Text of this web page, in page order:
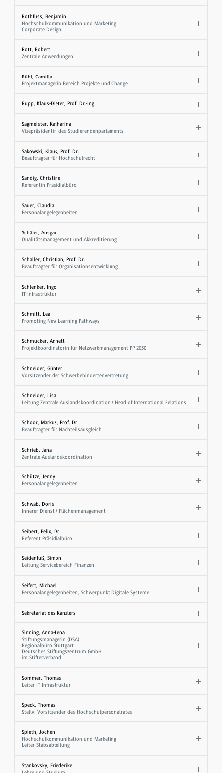
Rothfuss, Benjamin
Hochschulkommunikation und Marketing
Corporate Design
Rott, Robert
Zentrale Anwendungen
Rühl, Camilla
Projektmanagerin Bereich Projekte und Change
Rupp, Klaus-Dieter, Prof. Dr.-Ing.
Sagmeister, Katharina
Vizepräsidentin des Studierendenparlaments
Sakowski, Klaus, Prof. Dr.
​Beauftragter für Hochschulrecht
Sandig, Christine
Referentin Präsidialbüro
Sauer, Claudia
Personalangelegenheiten
Schäfer, Ansgar
Qualitätsmanagement und Akkreditierung
Schaller, Christian, Prof. Dr.
Beauftragter für Organisationsentwicklung
Schlenker, Ingo
IT-Infrastruktur
Schmitt, Lea
Promoting New Learning Pathways
Schmucker, Annett
Projektkoordinatorin für Netzwerkmanagement PP 2030
Schneider, Günter
Vorsitzender der Schwerbehindertenvertretung
Schneider, Lisa
Leitung Zentrale Auslandskoordination / Head of International Relations
Schoor, Markus, Prof. Dr.
Beauftragter für Nachteilsausgleich
Schrieb, Jana
Zentrale Auslandskoordination
Schütze, Jenny
Personalangelegenheiten
Schwab, Doris
Innerer Dienst / Flächenmanagement
Seibert, Felix, Dr.
Referent Präsidialbüro
Seidenfuß, Simon
Leitung Servicebereich Finanzen
Seifert, Michael
Personalangelegenheiten, Schwerpunkt Digitale Systeme
Sekretariat des Kanzlers
Sinning, Anna-Lena
Stiftungsmanagerin (DSA)
Regionalbüro Stuttgart
Deutsches Stiftungszentrum GmbH
im Stifterverband
Sommer, Thomas
Leiter IT-Infrastruktur
Speck, Thomas
Stellv. Vorsitzender des Hochschulpersonalrates
Spieth, Jochen
Hochschulkommunikation und Marketing
Leiter Stabsabteilung
Stankovsky, Friederike